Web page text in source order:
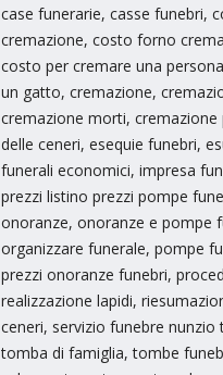
case funerarie, casse funebri,
cremazione, costo forno
costo per cremare una
un gatto, cremazione,
cremazione morti, cremazione
delle ceneri, esequie funebri,
funerali economici, impresa
prezzi listino prezzi pompe
onoranze, onoranze e pompe
organizzare funerale, pompe
prezzi onoranze funebri,
realizzazione lapidi,
ceneri, servizio funebre
tomba di famiglia, tombe